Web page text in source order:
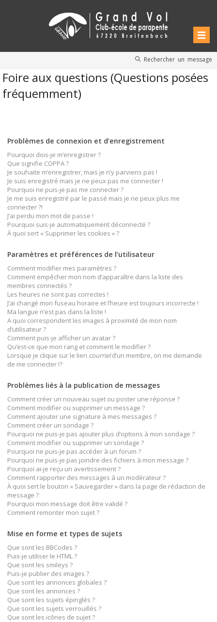
Rechercher un message
Foire aux questions (Questions posées
fréquemment)
Problèmes de connexion et d’enregistrement
Pourquoi dois-je m’enregistrer ?
Que signifie COPPA ?
Je souhaite m’enregistrer, mais je n’y parviens pas !
Je suis enregistré mais je ne peux pas me connecter !
Pourquoi ne puis-je pas me connecter ?
Je me suis enregistré par le passé mais je ne peux plus me
connecter ?!
J’ai perdu mon mot de passe !
Pourquoi suis-je automatiquement déconnecté ?
À quoi sert « Supprimer les cookies » ?
Paramètres et préférences de l’utilisateur
Comment modifier mes paramètres ?
Comment empêcher mon nom d’apparaître dans la liste des
membres connectés ?
Les heures ne sont pas correctes !
J’ai changé mon fuseau horaire et l’heure est toujours incorrecte !
Ma langue n’est pas dans la liste !
A quoi correspondent les images à proximité de mon nom
d’utilisateur ?
Comment puis-je afficher un avatar ?
Qu’est-ce que mon rang et comment le modifier ?
Lorsque je clique sur le lien courrield’un membre, on me demande
de me connecter !?
Problèmes liés à la publication de messages
Comment créer un nouveau sujet ou poster une réponse ?
Comment modifier ou supprimer un message ?
Comment ajouter une signature à mes messages ?
Comment créer un sondage ?
Pourquoi ne puis-je pas ajouter plus d’options à mon sondage ?
Comment modifier ou supprimer un sondage ?
Pourquoi ne puis-je pas accéder à un forum ?
Pourquoi ne puis-je pas joindre des fichiers à mon message ?
Pourquoi ai-je reçu un avertissement ?
Comment rapporter des messages à un modérateur ?
À quoi sert le bouton « Sauvegarder » dans la page de rédaction de
message ?
Pourquoi mon message doit être validé ?
Comment remonter mon sujet ?
Mise en forme et types de sujets
Que sont les BBCodes ?
Puis-je utiliser le HTML ?
Que sont les smileys ?
Puis-je publier des images ?
Que sont les annonces globales ?
Que sont les annonces ?
Que sont les sujets épinglés ?
Que sont les sujets verrouillés ?
Que sont les icônes de sujet ?